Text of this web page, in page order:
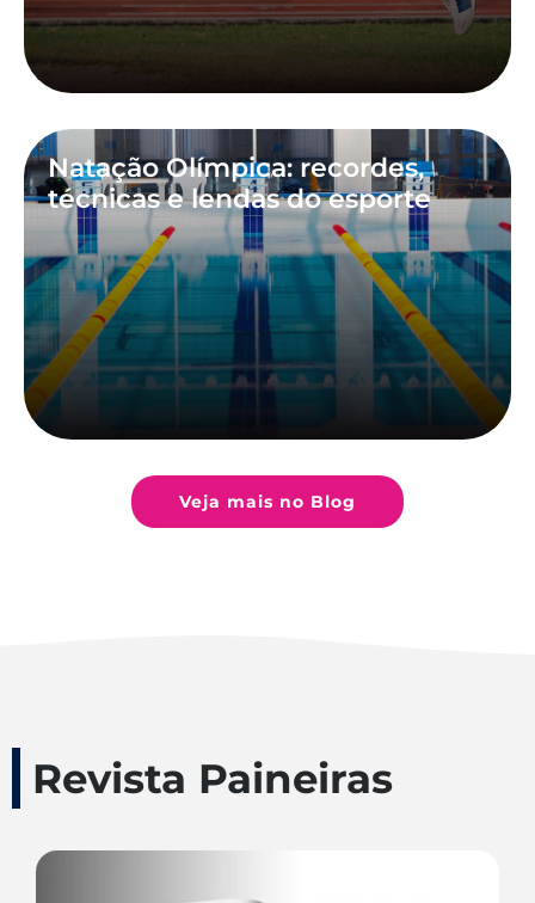
Natação Olímpica: recordes,
técnicas e lendas do esporte
Veja mais no Blog
Revista Paineiras